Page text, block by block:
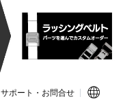
サポート・お問合せ